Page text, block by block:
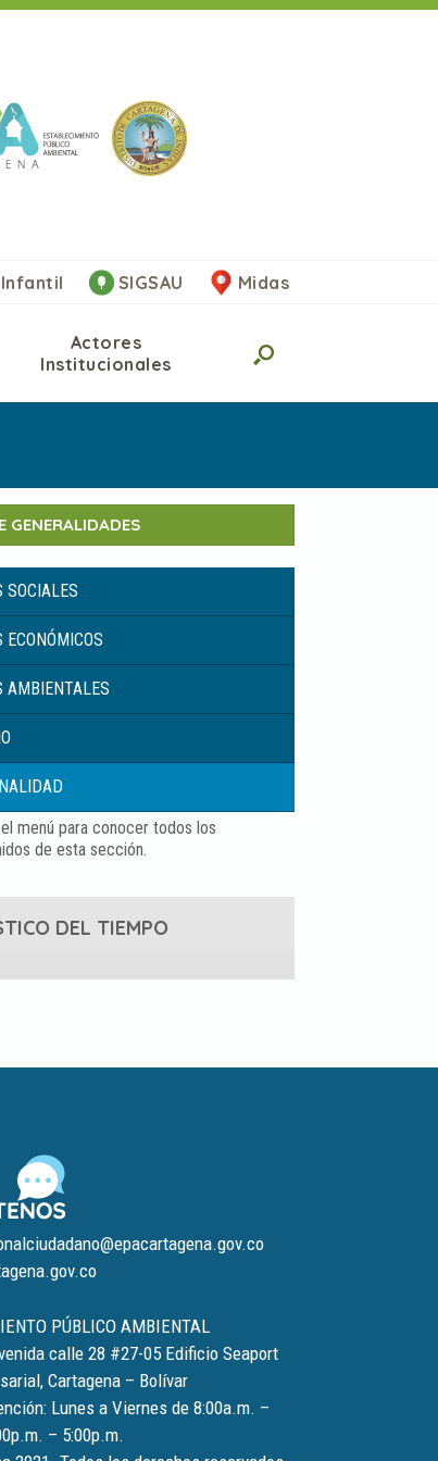
Midas
SIGSAU
Actores
Institucionales
GENERALIDADES
SOCIALES
ECONÓMICOS
AMBIENTALES
DEL TIEMPO
PÚBLICO AMBIENTAL
calle 28 #27-05 Edificio Seaport
Cartagena – Bolívar
Lunes a Viernes de 8:00a.m. –
– 5:00p.m.